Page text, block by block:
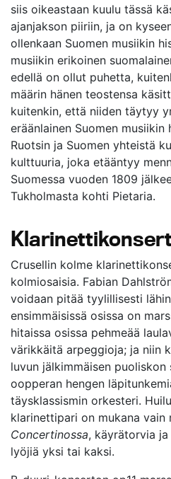
siis oikeastaan kuulu tässä
ajanjakson piiriin, ja on
ollenkaan Suomen musiikin
musiikin erikoinen
edellä on ollut puhetta,
määrin hänen teostensa
kuitenkin, että niiden täytyy
eräänlainen Suomen musiikin
Ruotsin ja Suomen yhteistä
kulttuuria, joka etääntyy
Suomessa vuoden 1809
Tukholmasta kohti Pietaria.
Crusellin kolme
kolmiosaisia. Fabian
voidaan pitää tyylillisesti
ensimmäisissä osissa on
hitaissa osissa pehmeää
värikkäitä arpeggioja; ja niin
luvun jälkimmäisen
oopperan hengen
täysklassismin orkesteri.
klarinettipari on mukana vain
Concertinossa, käyrätorvia
lyöjiä yksi tai kaksi.